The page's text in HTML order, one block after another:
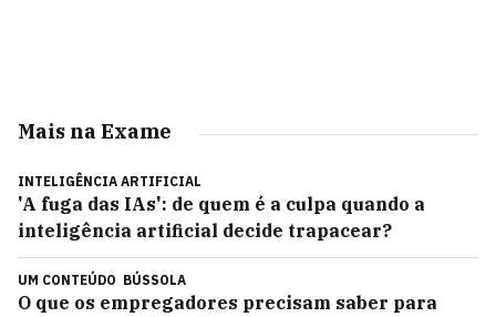
Mais na Exame
INTELIGÊNCIA ARTIFICIAL
'A fuga das IAs': de quem é a culpa quando a
inteligência artificial decide trapacear?
UM CONTEÚDO BÚSSOLA
O que os empregadores precisam saber para